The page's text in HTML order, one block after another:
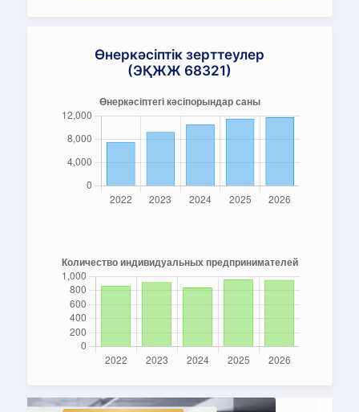
Өнеркәсіптік зерттеулер
(ЭҚЖЖ 68321)